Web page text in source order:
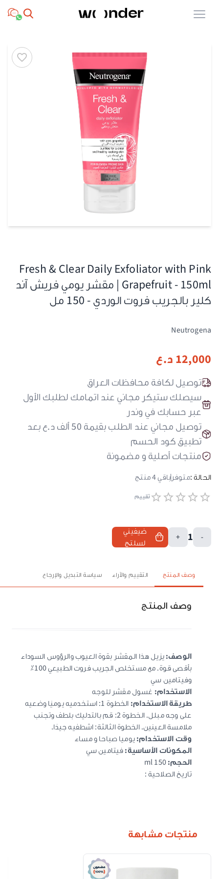
Open menu
Fresh & Clear Daily Exfoliator with Pink
Grapefruit - 150ml | مقشر يومي فريش آند
كلير بالجريب فروت الوردي - 150 مل
Neutrogena
12,000 د.ع
توصيل لكافة محافظات العراق
سيصلك ستيكر مجاني عند اتمامك لطلبك الأول
عبر حسابك في وندر
توصيل مجاني عند الطلب بقيمة 50 ألف د.ع بعد
تطبيق كود الحسم
منتجات أصلية و مضمونة
الحالة :متوفرباقي4منتج
تقييم
-
1
+
ضيفيني
لسلتج
وصف المنتج التقييم والآراء سياسة التبديل والإرجاع
وصف المنتج
الوصف:يزيل هذا المقشر بقوة العيوب والرؤوس السوداء
بأقصى قوة. مع مستخلص الجريب فروت الطبيعي 100٪
وفيتامين سي
الاستخدام: غسول مقشر للوجه
طريقة الاستخدام:
الخطوة 1: استخدميه يوميًا وضعيه
على وجه مبلل. الخطوة 2: قم بالتدليك بلطف وتجنب
ملامسة العينين. الخطوة الثالثة: اشطفيه جيدًا.
وقت الاستخدام:يوميا صباحا و مساء
المكونات الأساسية:فيتامين سي
الحجم:150 ml
تاريخ الصلاحية :
منتجات مشابهة